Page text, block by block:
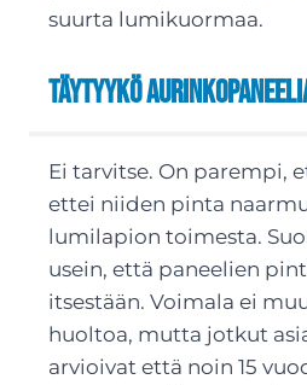
suurta lumikuormaa.
Täytyykö
Ei tarvitse. On parempi,
ettei niiden pinta
lumilapion toimesta.
usein, että paneelien
itsestään. Voimala ei
huoltoa, mutta jotkut
arvioivat että noin 15